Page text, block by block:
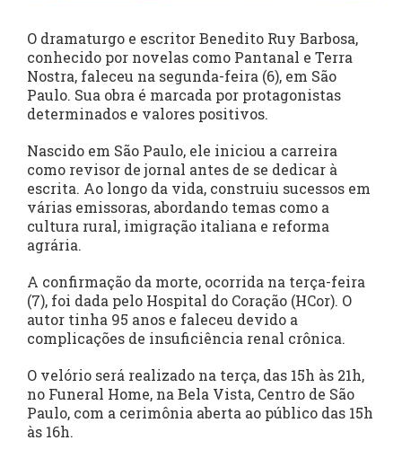
O dramaturgo e escritor Benedito Ruy Barbosa,
conhecido por novelas como Pantanal e Terra
Nostra, faleceu na segunda-feira (6), em São
Paulo. Sua obra é marcada por protagonistas
determinados e valores positivos.
Nascido em São Paulo, ele iniciou a carreira
como revisor de jornal antes de se dedicar à
escrita. Ao longo da vida, construiu sucessos em
várias emissoras, abordando temas como a
cultura rural, imigração italiana e reforma
agrária.
A confirmação da morte, ocorrida na terça-feira
(7), foi dada pelo Hospital do Coração (HCor). O
autor tinha 95 anos e faleceu devido a
complicações de insuficiência renal crônica.
O velório será realizado na terça, das 15h às 21h,
no Funeral Home, na Bela Vista, Centro de São
Paulo, com a cerimônia aberta ao público das 15h
às 16h.